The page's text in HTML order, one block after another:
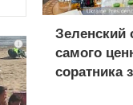
Зеленский
самого
соратника